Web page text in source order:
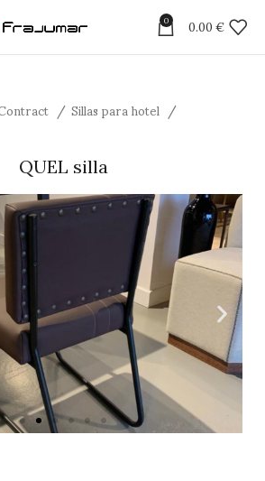
0 0.00 €
Sillas para hotel
QUEL silla